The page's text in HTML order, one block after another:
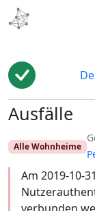
Edit
Ausfälle
Alle Wohnheime
Am 2019-10-